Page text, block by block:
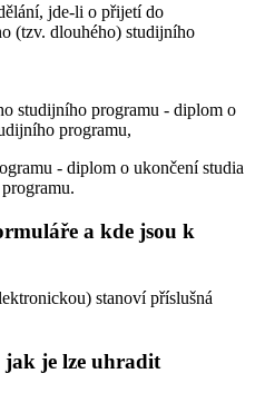
jde-li o přijetí do
(tzv. dlouhého) studijního
studijního programu - diplom o
programu,
- diplom o ukončení studia
a kde jsou k
stanoví příslušná
jak je lze uhradit